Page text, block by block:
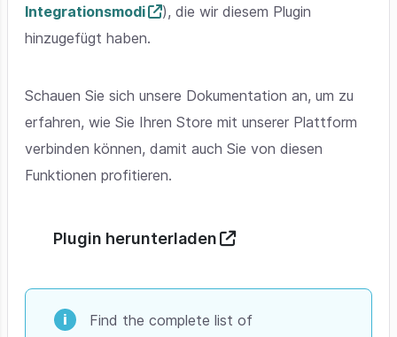
Integrationsmodi
), die wir diesem Plugin
hinzugefügt haben.
Schauen Sie sich unsere Dokumentation an, um zu
erfahren, wie Sie Ihren Store mit unserer Plattform
verbinden können, damit auch Sie von diesen
Funktionen profitieren.
Plugin herunterladen
Find the complete list of